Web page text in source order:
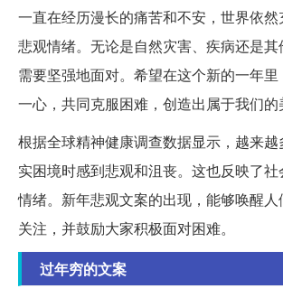
一直在经历漫长的痛苦和不安，世界依
悲观情绪。无论是自然灾害、疾病还是
需要坚强地面对。希望在这个新的一年
一心，共同克服困难，创造出属于我们的
根据全球精神健康调查数据显示，越来
实困境时感到悲观和沮丧。这也反映了
情绪。新年悲观文案的出现，能够唤醒
关注，并鼓励大家积极面对困难。
过年穷的文案